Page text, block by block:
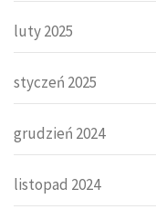
luty 2025
styczeń 2025
grudzień 2024
listopad 2024